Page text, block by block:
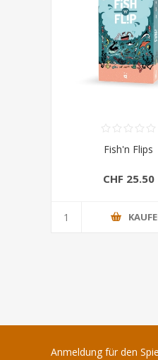
Fish'n Flips
CHF 25.50
Anmeldung für den